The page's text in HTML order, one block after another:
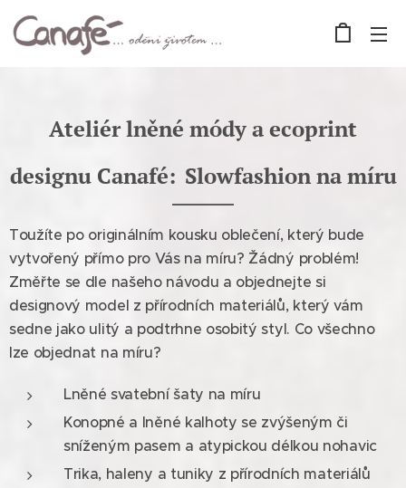
Ateliér lněné módy a ecoprint
designu Canafé: Slowfashion na míru
Toužíte po originálním kousku oblečení, který bude
vytvořený přímo pro Vás na míru? Žádný problém!
Změřte se dle našeho návodu a objednejte si
designový model z přírodních materiálů, který vám
sedne jako ulitý a podtrhne osobitý styl. Co všechno
lze objednat na míru?
Lněné svatební šaty na míru
Konopné a lněné kalhoty se zvýšeným či
sníženým pasem a atypickou délkou nohavic
Trika, haleny a tuniky z přírodních materiálů